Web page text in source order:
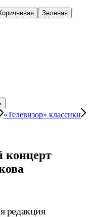
Зеленая
«Телевизор» классики
концерт
редакция